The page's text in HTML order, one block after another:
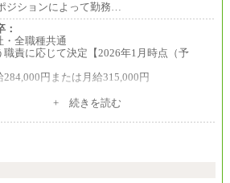
ジションによって勤務…
：
・全職種共通
に応じて決定【2026年1月時点（予
円または月給315,000円
早期から、自律的な業務遂行が求めら
担う方については、さらに高い金額を個別
+ 続きを読む